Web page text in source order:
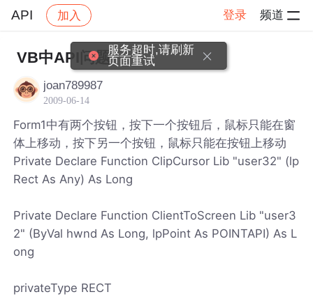
API 加入 登录 频道
社区 API 帖子详情
VB中API问题
joan789987
2009-06-14
Form1中有两个按钮，按下一个按钮后，鼠标只能在窗
体上移动，按下另一个按钮，鼠标只能在按钮上移动
Private Declare Function ClipCursor Lib "user32" (lp
Rect As Any) As Long
Private Declare Function ClientToScreen Lib "user3
2" (ByVal hwnd As Long, lpPoint As POINTAPI) As L
ong
privateType RECT
服务超时,请刷新
页面重试